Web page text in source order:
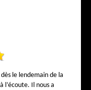
le lendemain de la
l’écoute. Il nous a